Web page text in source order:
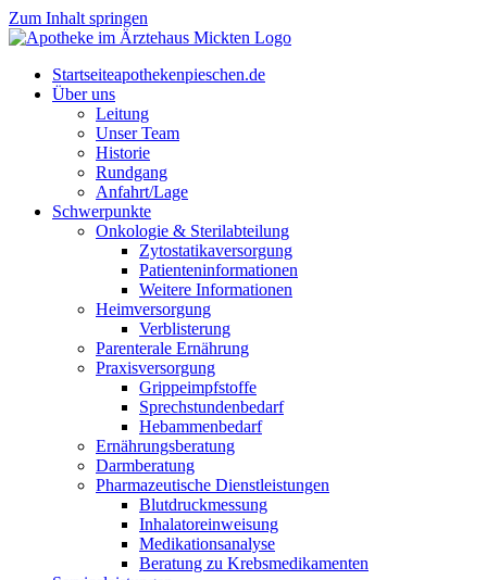
Zum Inhalt springen
Start­sei­teapothekenpieschen.de
Über uns
Lei­tung
Unser Team
His­to­rie
Rund­gang
Anfahrt/Lage
Schwer­punk­te
Onkologie & Sterilabteilung
Zyto­sta­ti­ka­ver­sor­gung
Pati­en­ten­in­for­ma­tio­nen
Wei­te­re Informationen
Heim­ver­sor­gung
Ver­blis­te­rung
Par­en­te­r­ale Ernährung
Pra­xis­ver­sor­gung
Grip­pe­impf­stof­fe
Sprech­stun­den­be­darf
Heb­am­men­be­darf
Ernäh­rungs­be­ra­tung
Darm­be­ra­tung
Phar­ma­zeu­ti­sche Dienstleistungen
Blut­druck­mes­sung
Inha­la­tor­ein­wei­sung
Medi­ka­ti­ons­ana­ly­se
Bera­tung zu Krebsmedikamenten